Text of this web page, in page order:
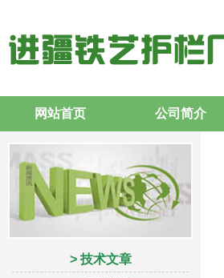
网站首页 公司简介
> 技术文章